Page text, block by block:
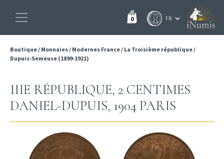
0
Boutique/ Monnaies/ Modernes France/ La Troisième république/
Dupuis-Semeuse (1899-1921)
IIIE RÉPUBLIQUE, 2 CENTIMES
DANIEL-DUPUIS, 1904 PARIS